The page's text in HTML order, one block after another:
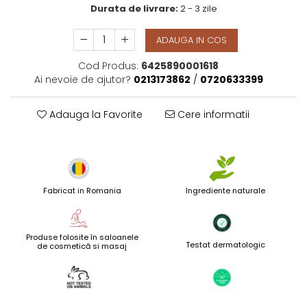
Durata de livrare:2 - 3 zile
ADAUGA IN COS
Cod Produs: 6425890001618
Ai nevoie de ajutor? 0213173862 / 0720633399
Adauga la Favorite Cere informatii
Fabricat in Romania Ingrediente naturale
Produse folosite în saloanele
de cosmetică si masaj
Testat dermatologic